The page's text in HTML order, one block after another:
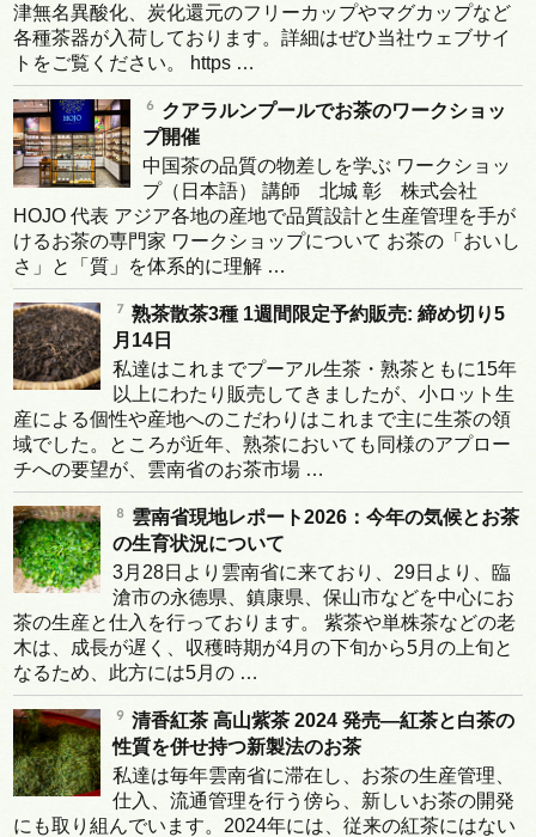
津無名異酸化、炭化還元のフリーカップやマグカップなど
各種茶器が入荷しております。詳細はぜひ当社ウェブサイ
トをご覧ください。 https …
クアラルンプールでお茶のワークショッ
プ開催
中国茶の品質の物差しを学ぶ ワークショッ
プ（日本語） 講師 北城 彰 株式会社
HOJO 代表 アジア各地の産地で品質設計と生産管理を手が
けるお茶の専門家 ワークショップについて お茶の「おいし
さ」と「質」を体系的に理解 …
熟茶散茶3種 1週間限定予約販売: 締め切り5
月14日
私達はこれまでプーアル生茶・熟茶ともに15年
以上にわたり販売してきましたが、小ロット生
産による個性や産地へのこだわりはこれまで主に生茶の領
域でした。ところが近年、熟茶においても同様のアプロー
チへの要望が、雲南省のお茶市場 …
雲南省現地レポート2026：今年の気候とお茶
の生育状況について
3月28日より雲南省に来ており、29日より、臨
滄市の永德県、鎮康県、保山市などを中心にお
茶の生産と仕入を行っております。 紫茶や単株茶などの老
木は、成長が遅く、収穫時期が4月の下旬から5月の上旬と
なるため、此方には5月の …
清香紅茶 高山紫茶 2024 発売―紅茶と白茶の
性質を併せ持つ新製法のお茶
私達は毎年雲南省に滞在し、お茶の生産管理、
仕入、流通管理を行う傍ら、新しいお茶の開発
にも取り組んでいます。2024年には、従来の紅茶にはない